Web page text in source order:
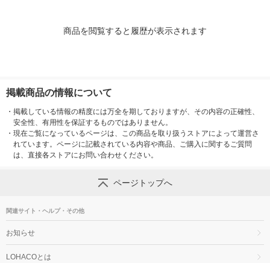
商品を閲覧すると履歴が表示されます
掲載商品の情報について
・ 掲載している情報の精度には万全を期しておりますが、その内容の正確性、
安全性、有用性を保証するものではありません。
・ 現在ご覧になっているページは、この商品を取り扱うストアによって運営さ
れています。ページに記載されている内容や商品、ご購入に関するご質問
は、直接各ストアにお問い合わせください。
ページトップへ
関連サイト・ヘルプ・その他
お知らせ
LOHACOとは